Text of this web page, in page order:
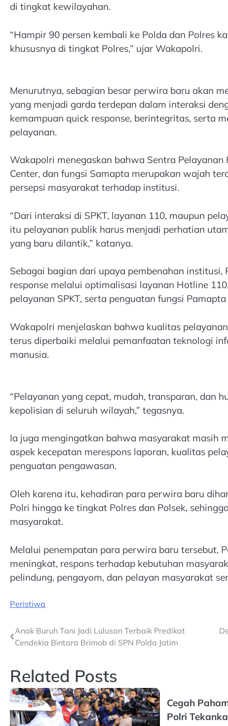
di tingkat kewilayahan.
“Hampir 90 persen kembali ke Polda dan Polres
khususnya di tingkat Polres,” ujar Wakapolri.
Menurutnya, sebagian besar perwira baru akan
yang menjadi garda terdepan dalam interaksi
kemampuan quick response, berintegritas, serta
pelayanan.
Wakapolri menegaskan bahwa Sentra Pelayanan
Center, dan fungsi Samapta merupakan wajah
persepsi masyarakat terhadap institusi.
“Dari interaksi di SPKT, layanan 110, maupun
itu pelayanan publik harus menjadi perhatian
yang baru dilantik,” katanya.
Sebagai bagian dari upaya pembenahan
response melalui optimalisasi layanan Hotline
pelayanan SPKT, serta penguatan fungsi
Wakapolri menjelaskan bahwa kualitas
terus diperbaiki melalui pemanfaatan teknologi
manusia.
“Pelayanan yang cepat, mudah, transparan, dan
kepolisian di seluruh wilayah,” tegasnya.
Ia juga mengingatkan bahwa masyarakat masih
aspek kecepatan merespons laporan, kualitas
penguatan pengawasan.
Oleh karena itu, kehadiran para perwira baru
Polri hingga ke tingkat Polres dan Polsek,
masyarakat.
Melalui penempatan para perwira baru tersebut,
meningkat, respons terhadap kebutuhan
pelindung, pengayom, dan pelayan masyarakat
Peristiwa
Post
Anak Buruh Tani Jadi Lulusan Terbaik Predikat
Cendekia Bintara Brimob di SPN Polda Jatim
Related Posts
Cegah
Polri